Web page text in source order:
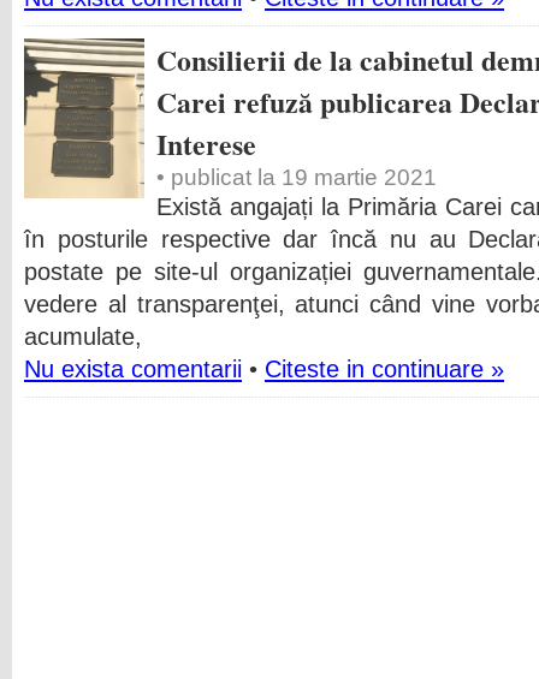
Consilierii de la cabinetul
Carei refuză publicarea
Interese
• publicat la 19 martie 2021
Există angajați la Primăria Carei
în posturile respective dar încă nu au
postate pe site-ul organizației
vedere al transparenţei, atunci când vine
acumulate,
Nu exista comentarii • Citeste in continuare »